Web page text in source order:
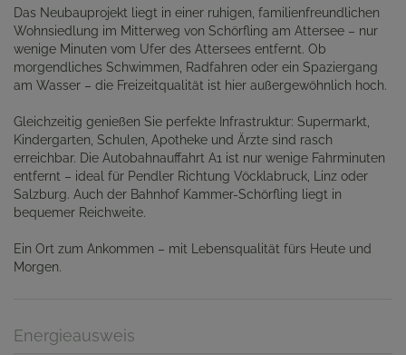
Das Neubauprojekt liegt in einer ruhigen, familienfreundlichen
Wohnsiedlung im Mitterweg von Schörfling am Attersee – nur
wenige Minuten vom Ufer des Attersees entfernt. Ob
morgendliches Schwimmen, Radfahren oder ein Spaziergang
am Wasser – die Freizeitqualität ist hier außergewöhnlich hoch.
Gleichzeitig genießen Sie perfekte Infrastruktur: Supermarkt,
Kindergarten, Schulen, Apotheke und Ärzte sind rasch
erreichbar. Die Autobahnauffahrt A1 ist nur wenige Fahrminuten
entfernt – ideal für Pendler Richtung Vöcklabruck, Linz oder
Salzburg. Auch der Bahnhof Kammer-Schörfling liegt in
bequemer Reichweite.
Ein Ort zum Ankommen – mit Lebensqualität fürs Heute und
Morgen.
Energieausweis